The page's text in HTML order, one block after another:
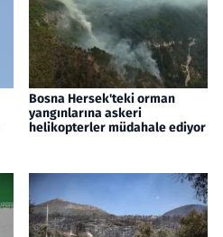
Bosna Hersek'teki orman
yangınlarına askeri
helikopterler müdahale ediyor